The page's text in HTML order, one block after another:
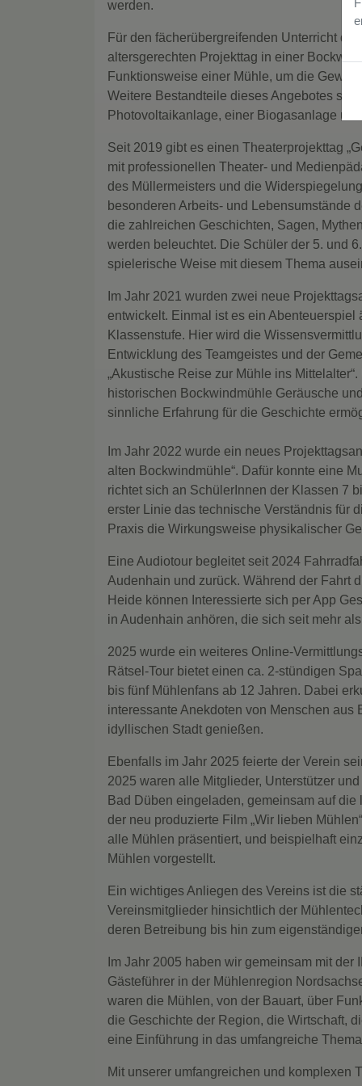
werden.
Für den fächerübergreifenden Unterricht
altersgerechten Projekttag in einer
Funktionsweise einer Mühle, um die
Weitere Bestandteile dieses Angebotes
Photovoltaikanlage, einer Biogasanlage
Seit 2019 gibt es einen Theaterprojekttag
mit professionellen Theater- und
des Müllermeisters und die
besonderen Arbeits- und Lebensumstände
die zahlreichen Geschichten, Sagen,
werden beleuchtet. Die Schüler der 5. und
spielerische Weise mit diesem Thema
Im Jahr 2021 wurden zwei neue
entwickelt. Einmal ist es ein
Klassenstufe. Hier wird die
Entwicklung des Teamgeistes und der
„Akustische Reise zur Mühle ins
historischen Bockwindmühle Geräusche
sinnliche Erfahrung für die Geschichte
Im Jahr 2022 wurde ein neues
alten Bockwindmühle“. Dafür konnte eine
richtet sich an SchülerInnen der Klassen 7
erster Linie das technische Verständnis für
Praxis die Wirkungsweise physikalischer
Eine Audiotour begleitet seit 2024
Audenhain und zurück. Während der Fahrt
Heide können Interessierte sich per App
in Audenhain anhören, die sich seit mehr
2025 wurde ein weiteres Online-
Rätsel-Tour bietet einen ca. 2-stündigen
bis fünf Mühlenfans ab 12 Jahren. Dabei
interessante Anekdoten von Menschen
idyllischen Stadt genießen.
Ebenfalls im Jahr 2025 feierte der Verein
2025 waren alle Mitglieder, Unterstützer
Bad Düben eingeladen, gemeinsam auf
der neu produzierte Film „Wir lieben
alle Mühlen präsentiert, und beispielhaft
Mühlen vorgestellt.
Ein wichtiges Anliegen des Vereins ist die
Vereinsmitglieder hinsichtlich der
deren Betreibung bis hin zum
Im Jahr 2005 haben wir gemeinsam mit
Gästeführer in der Mühlenregion
waren die Mühlen, von der Bauart, über
die Geschichte der Region, die Wirtschaft,
eine Einführung in das umfangreiche
Mit unserer umfangreichen und komplexen